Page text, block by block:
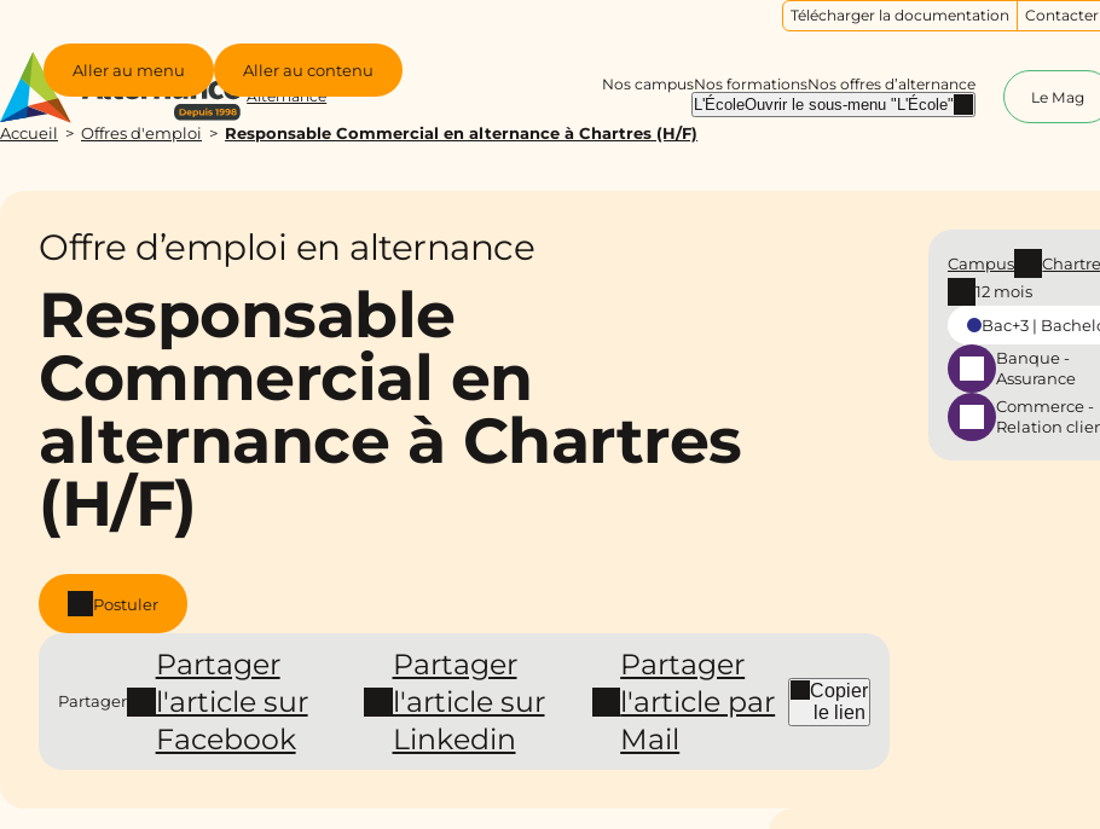
Aller au menu Aller au contenu
Groupe
Alternance
Nos campusNos formationsNos offres d’alternance
L'ÉcoleOuvrir le sous-menu "L'École" Le Mag
Télécharger la documentation
Accueil Offres d'emploi Responsable Commercial en alternance à Chartres (H/F)
Offre d’emploi en alternance
Responsable
Commercial en
alternance à Chartres
(H/F)
Postuler
Partager
Partager
l'article sur
Facebook
Partager
l'article sur
Linkedin
Partager
l'article par
Mail
Copier
le lien
Campus
12 mois
Bac+3 |
Banque -
Assurance
Commerce -
Relation